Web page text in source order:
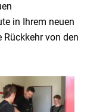
in Ihrem neuen
von den